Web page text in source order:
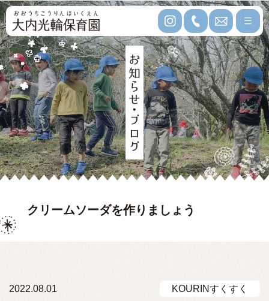
クリームソーダを作りましょう
2022.08.01 KOURINすくすく